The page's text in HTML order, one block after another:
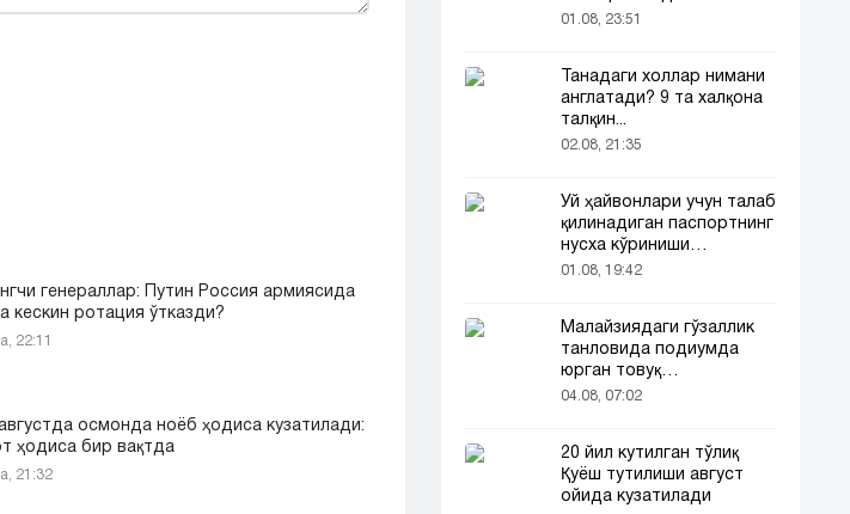
генераллар: Путин Россия армиясида
кескин ротация ўтказди?
22:11
осмонда ноёб ҳодиса кузатилади:
ҳодиса бир вақтда
21:32
01.08, 23:51
Танадаги холлар нимани
англатади? 9 та халқона
талқин...
02.08, 21:35
Уй ҳайвонлари учун талаб
қилинадиган паспортнинг
нусха кўриниши
тармоқларда тарқалди
01.08, 19:42
Малайзиядаги гўзаллик
танловида подиумда
юрган товуқ
томошабинлар
04.08, 07:02
20 йил кутилган тўлиқ
Қуёш тутилиши август
ойида кузатилади